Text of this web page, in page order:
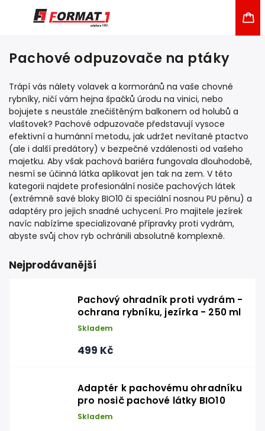
Pachové odpuzovače na ptáky
Trápí vás nálety volavek a kormoránů na vaše chovné
rybníky, ničí vám hejna špačků úrodu na vinici, nebo
bojujete s neustále znečištěným balkonem od holubů a
vlaštovek? Pachové odpuzovače představují vysoce
efektivní a humánní metodu, jak udržet nevítané ptactvo
(ale i další predátory) v bezpečné vzdálenosti od vašeho
majetku. Aby však pachová bariéra fungovala dlouhodobě,
nesmí se účinná látka aplikovat jen tak na zem. V této
kategorii najdete profesionální nosiče pachových látek
(extrémně savé bloky BIO10 či speciální nosnou PU pěnu) a
adaptéry pro jejich snadné uchycení. Pro majitele jezírek
navíc nabízíme specializované přípravky proti vydrám,
abyste svůj chov ryb ochránili absolutně komplexně.
Nejprodávanější
Pachový ohradník proti vydrám -
ochrana rybníku, jezírka - 250 ml
Skladem
499 Kč
Adaptér k pachovému ohradníku
pro nosič pachové látky BIO10
Skladem